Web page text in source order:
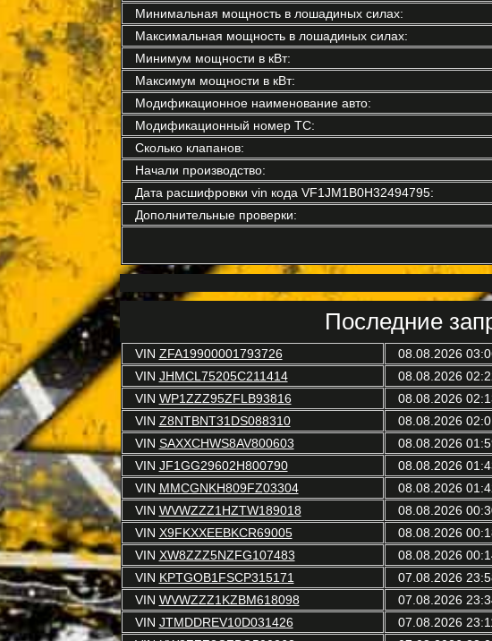
Минимальная мощность в лошадиных силах:
Максимальная мощность в лошадиных силах:
Минимум мощности в кВт:
Максимум мощности в кВт:
Модификационное наименование авто:
Модификационный номер ТС:
Сколько клапанов:
Начали производство:
Дата расшифровки vin кода VF1JM1B0H32494795:
Дополнительные проверки:
Последние
VIN ZFA19900001793726 08.08.2026
VIN JHMCL75205C211414 08.08.2026
VIN WP1ZZZ95ZFLB93816 08.08.2026
VIN Z8NTBNT31DS088310 08.08.2026
VIN SAXXCHWS8AV800603 08.08.2026
VIN JF1GG29602H800790 08.08.2026
VIN MMCGNKH809FZ03304 08.08.2026
VIN WVWZZZ1HZTW189018 08.08.2026
VIN X9FKXXEEBKCR69005 08.08.2026
VIN XW8ZZZ5NZFG107483 08.08.2026
VIN KPTGOB1FSCP315171 07.08.2026
VIN WVWZZZ1KZBM618098 07.08.2026
VIN JTMDDREV10D031426 07.08.2026